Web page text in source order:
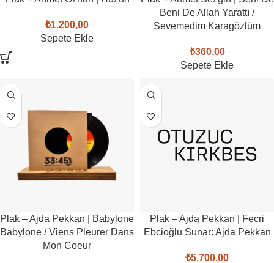
₺1.200,00
Sepete Ekle
Beni De Allah Yarattı /
Sevemedim Karagözlüm
₺360,00
Sepete Ekle
Plak – Ajda Pekkan | Babylone
Babylone / Viens Pleurer Dans
Mon Coeur
Plak – Ajda Pekkan | Fecri
Ebcioğlu Sunar: Ajda Pekkan
₺5.700,00